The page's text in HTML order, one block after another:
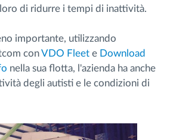
di ridurre i tempi di inattività.
importante, utilizzando
conVDO Fleet e Download
nella sua flotta, l'azienda ha anche
degli autisti e le condizioni di